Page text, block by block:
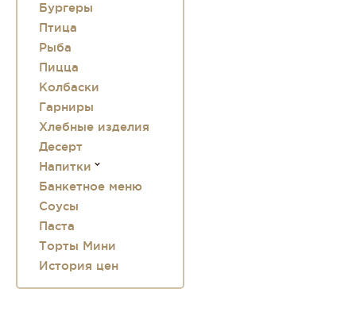
Бургеры
Птица
Рыба
Пицца
Колбаски
Гарниры
Хлебные изделия
Десерт
Напитки
Банкетное меню
Соусы
Паста
Торты Мини
История цен